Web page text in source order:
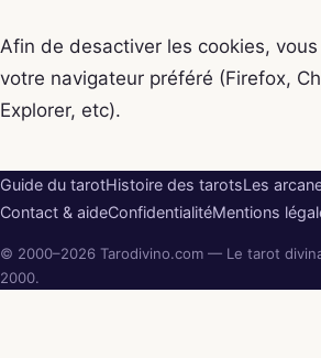
Afin de desactiver les cookies,
votre navigateur préféré (Firefox,
Explorer, etc).
Guide du tarotHistoire des tarotsLes
Contact & aideConfidentialitéMentions
© 2000–2026 Tarodivino.com — Le tarot
2000.